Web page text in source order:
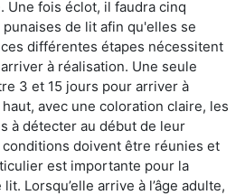
Une fois éclot, il faudra cinq
de lit afin qu'elles se
différentes étapes nécessitent
à réalisation. Une seule
3 et 15 jours pour arriver à
avec une coloration claire, les
à détecter au début de leur
doivent être réunies et
est importante pour la
Lorsqu’elle arrive à l’âge adulte,